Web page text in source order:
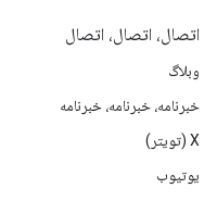
اتصال، اتصال، اتصال
وبلاگ
خبرنامه، خبرنامه، خبرنامه
X (تویتر)
یوتیوب